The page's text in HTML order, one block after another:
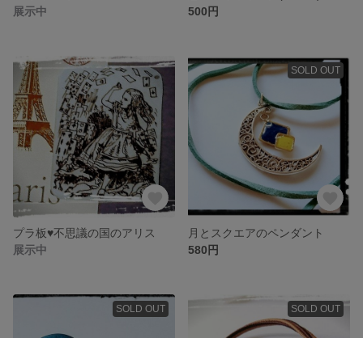
展示中
500円
プラ板♥️不思議の国のアリス
展示中
SOLD OUT
月とスクエアのペンダント
580円
SOLD OUT SOLD OUT